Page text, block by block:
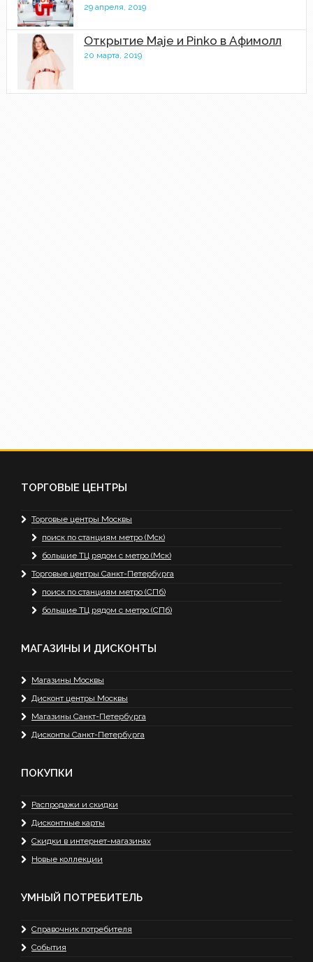
29 апреля, 2019
Открытие Maje и Pinko в Афимолл
20 марта, 2019
ТОРГОВЫЕ ЦЕНТРЫ
Торговые центры Москвы
поиск по станциям метро (Мск)
большие ТЦ рядом с метро (Мск)
Торговые центры Санкт-Петербурга
поиск по станциям метро (СПб)
большие ТЦ рядом с метро (СПб)
МАГАЗИНЫ И ДИСКОНТЫ
Магазины Москвы
Дисконт центры Москвы
Магазины Санкт-Петербурга
Дисконты Санкт-Петербурга
ПОКУПКИ
Распродажи и скидки
Дисконтные карты
Скидки в интернет-магазинах
Новые коллекции
УМНЫЙ ПОТРЕБИТЕЛЬ
Справочник потребителя
События